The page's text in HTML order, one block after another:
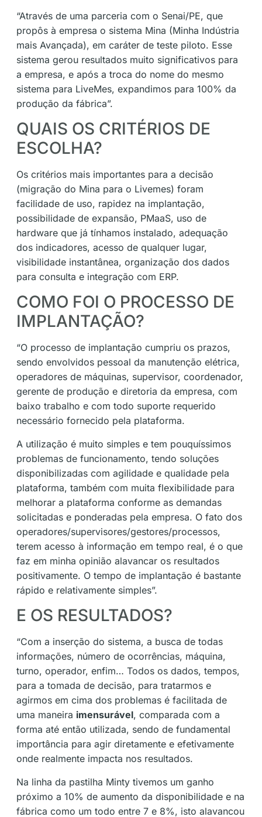
“Através de uma parceria com o Senai/PE, que
propôs à empresa o sistema Mina (Minha Indústria
mais Avançada), em caráter de teste piloto. Esse
sistema gerou resultados muito significativos para
a empresa, e após a troca do nome do mesmo
sistema para LiveMes, expandimos para 100% da
produção da fábrica”.
QUAIS OS CRITÉRIOS DE
ESCOLHA?
Os critérios mais importantes para a decisão
(migração do Mina para o Livemes) foram
facilidade de uso, rapidez na implantação,
possibilidade de expansão, PMaaS, uso de
hardware que já tínhamos instalado, adequação
dos indicadores, acesso de qualquer lugar,
visibilidade instantânea, organização dos dados
para consulta e integração com ERP.
COMO FOI O PROCESSO DE
IMPLANTAÇÃO?
“O processo de implantação cumpriu os prazos,
sendo envolvidos pessoal da manutenção elétrica,
operadores de máquinas, supervisor, coordenador,
gerente de produção e diretoria da empresa, com
baixo trabalho e com todo suporte requerido
necessário fornecido pela plataforma.
A utilização é muito simples e tem pouquíssimos
problemas de funcionamento, tendo soluções
disponibilizadas com agilidade e qualidade pela
plataforma, também com muita flexibilidade para
melhorar a plataforma conforme as demandas
solicitadas e ponderadas pela empresa. O fato dos
operadores/supervisores/gestores/processos,
terem acesso à informação em tempo real, é o que
faz em minha opinião alavancar os resultados
positivamente. O tempo de implantação é bastante
rápido e relativamente simples”.
E OS RESULTADOS?
“Com a inserção do sistema, a busca de todas
informações, número de ocorrências, máquina,
turno, operador, enfim… Todos os dados, tempos,
para a tomada de decisão, para tratarmos e
agirmos em cima dos problemas é facilitada de
uma maneira imensurável, comparada com a
forma até então utilizada, sendo de fundamental
importância para agir diretamente e efetivamente
onde realmente impacta nos resultados.
Na linha da pastilha Minty tivemos um ganho
próximo a 10% de aumento da disponibilidade e na
fábrica como um todo entre 7 e 8%, isto alavancou